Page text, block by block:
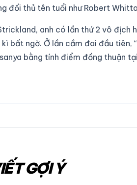
đối thủ tên tuổi như Robert
anh có lần thứ 2 vô địch
bất ngờ. Ở lần cầm đai đầu tiên,
bằng tính điểm đồng thuận
GỢI Ý